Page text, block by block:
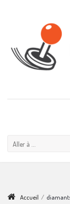
Aller à ...
Accueil /